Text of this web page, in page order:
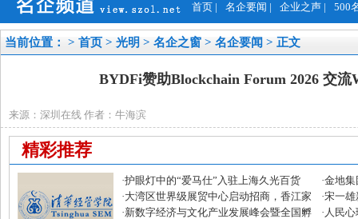
首页 | 名企要闻 | 企业之声 | 500
当前位置： > 首页 > 光明 > 名企之窗 > 名企要闻 > 正文
BYDFi赞助Blockchain Forum 2026 交流
来源：深圳在线 作者：牛海滨
精彩推荐
·护眼灯中的“爱马仕”入驻上海久光百货 ·金地集
磅优惠
·大湾区世界级展贸中心启动招商，香江家
居打造建材家居业“东方米兰展”
·宋一雄
生逆袭
·新数字经济与文化产业发展峰会暨全国孵
· 人民